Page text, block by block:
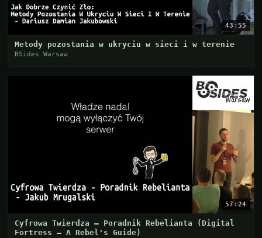
43:55
Metody pozostania w ukryciu w sieci i w terenie
BSides Warsaw
57:24
Cyfrowa Twierdza – Poradnik Rebelianta (Digital
Fortress – A Rebel's Guide)